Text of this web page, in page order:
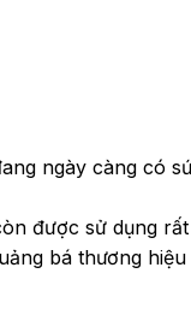
ngày càng có
được sử dụng
bá thương